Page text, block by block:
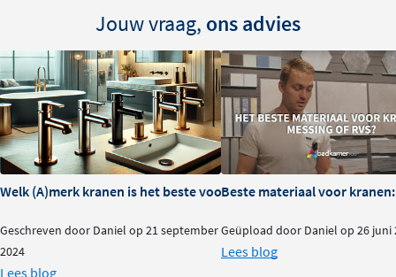
Jouw vraag, ons advies
Welk (A)merk kranen is het beste voor je badkamer?
Geschreven door Daniel op 21 september
2024
Lees blog
Beste materiaal voor kranen:
Geüpload door Daniel op 26 juni
Lees blog